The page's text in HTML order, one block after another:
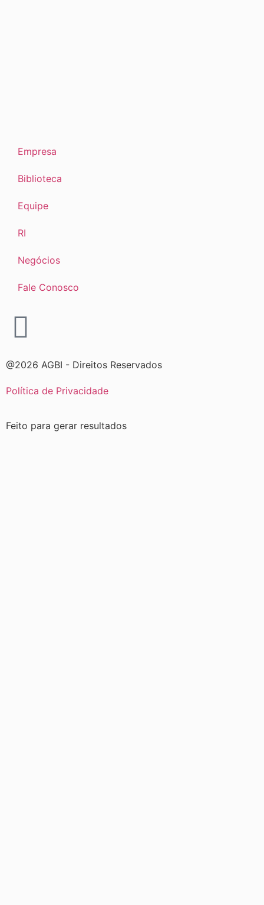
Empresa
Biblioteca
Equipe
RI
Negócios
Fale Conosco
@2026 AGBI - Direitos Reservados
Política de Privacidade
Feito para gerar resultados